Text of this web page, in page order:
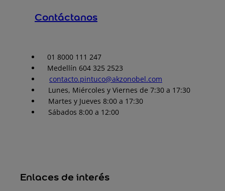
Contáctanos
01 8000 111 247
Medellín 604 325 2523
contacto.pintuco@akzonobel.com
Lunes, Miércoles y Viernes de 7:30 a 17:30
Martes y Jueves 8:00 a 17:30
Sábados 8:00 a 12:00
Enlaces de interés